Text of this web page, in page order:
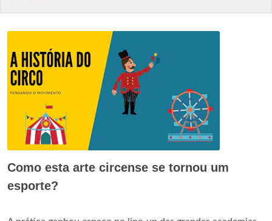
Como esta arte circense se tornou um
esporte?